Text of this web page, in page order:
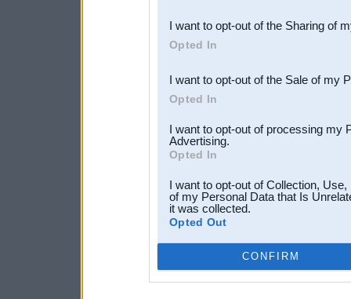
Downstream Participants
third parties.
I want to opt-out of the Sharing of
Opted In
I want to opt-out of the Sale of my
Opted In
I want to opt-out of processing my
Advertising.
Opted In
I want to opt-out of Collection,
of my Personal Data that Is
it was collected.
Opted Out
CONFIRM